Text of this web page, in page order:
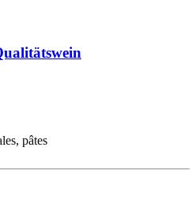
pâtes